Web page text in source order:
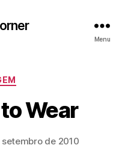
Menu
Wear
de 2010